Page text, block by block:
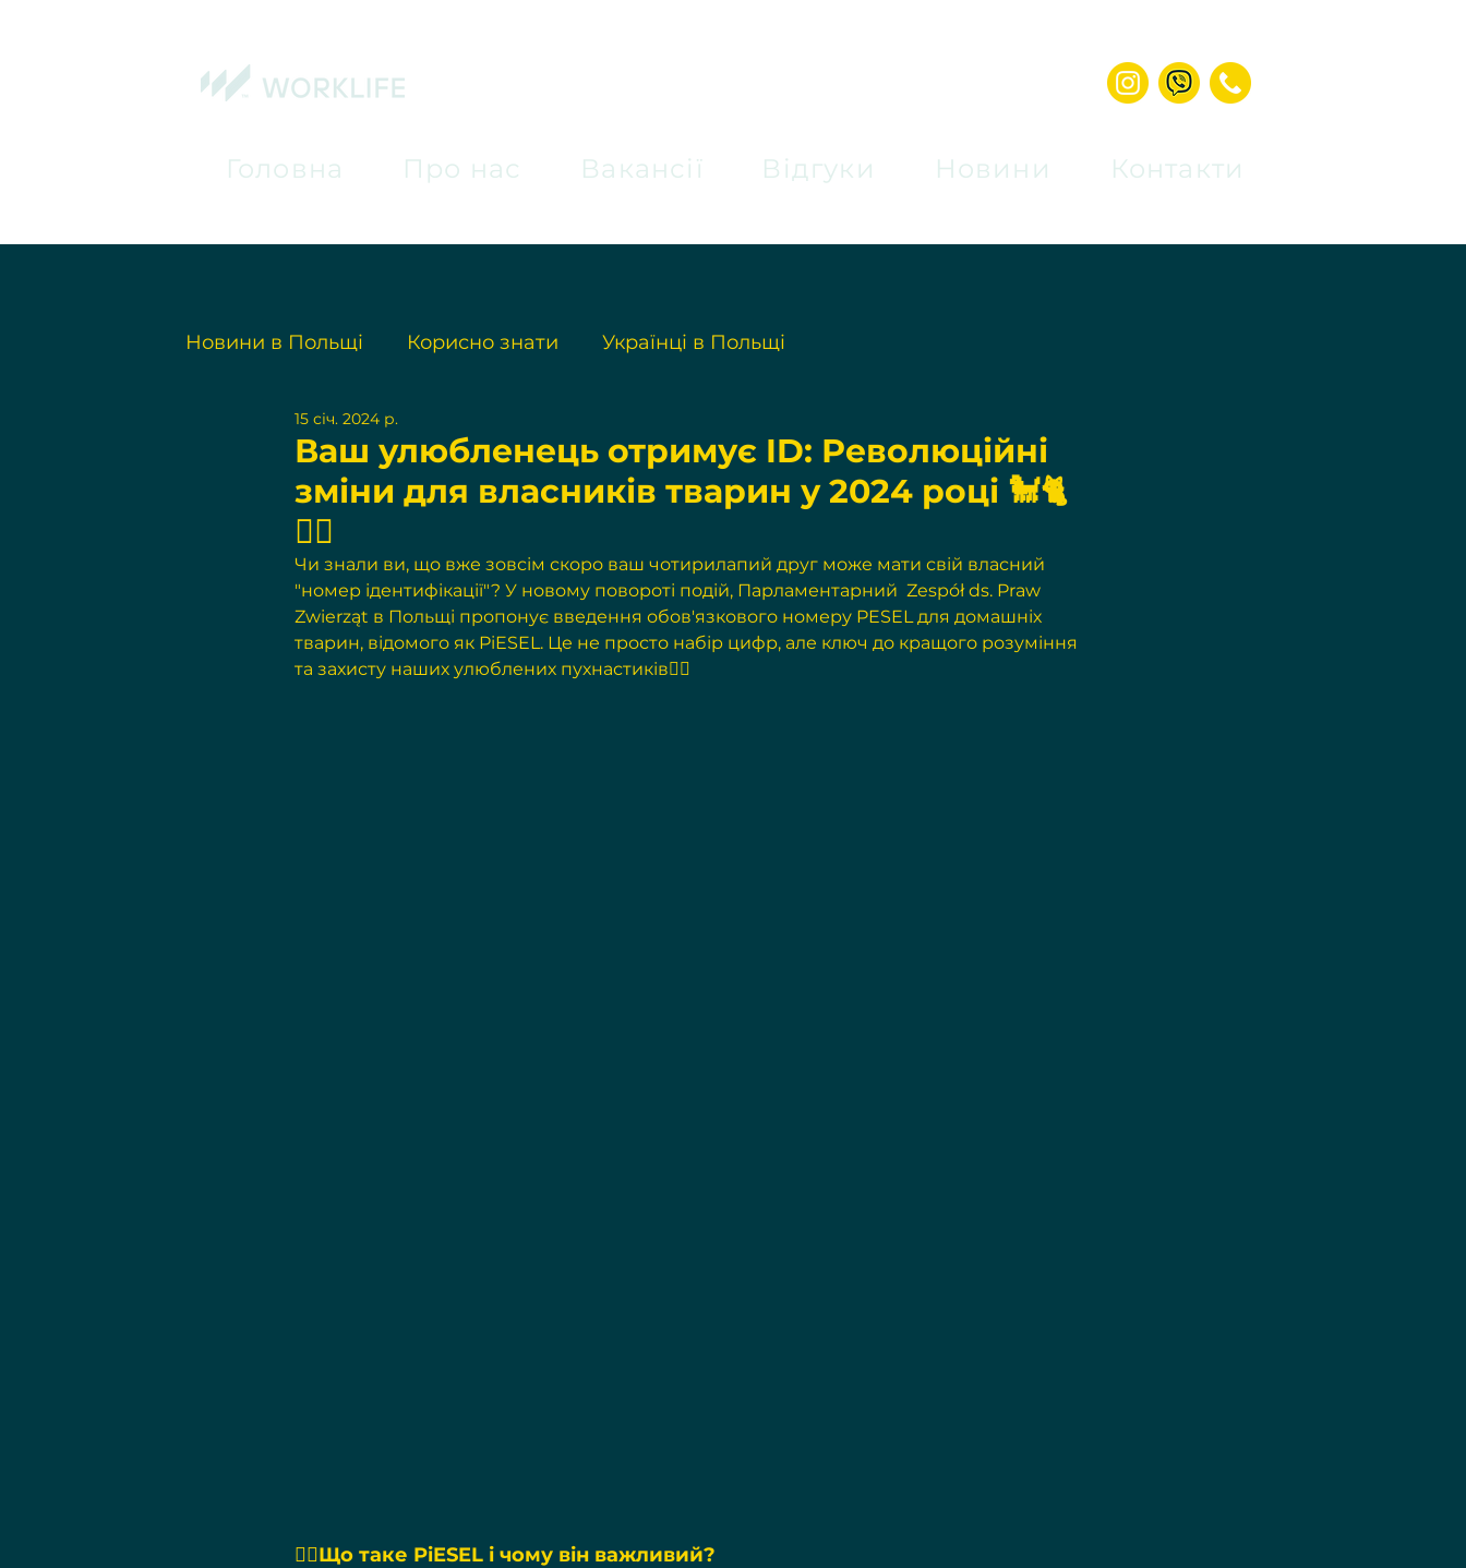
Головна Про нас Вакансії Відгуки Новини Контакти
Новини в Польщі Корисно знати Українці в Польщі
Ваш улюбленець отримує ID: Революційні
зміни для власників тварин у 2024 році 🐩🐈
✍🏻
15 січ. 2024 р.
Чи знали ви, що вже зовсім скоро ваш чотирилапий друг може мати свій власний
"номер ідентифікації"? У новому повороті подій, Парламентарний  Zespół ds. Praw
Zwierząt в Польщі пропонує введення обов'язкового номеру PESEL для домашніх
тварин, відомого як PiESEL. Це не просто набір цифр, але ключ до кращого розуміння
та захисту наших улюблених пухнастиків👇🏻
✍🏻Що таке PiESEL і чому він важливий?